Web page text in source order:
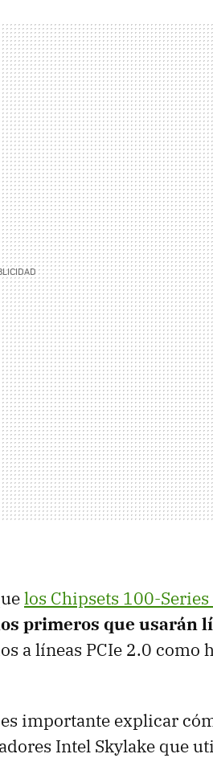
los Chipsets 100-
primeros que usarán
a líneas PCIe 2.0 como
importante explicar
Intel Skylake que